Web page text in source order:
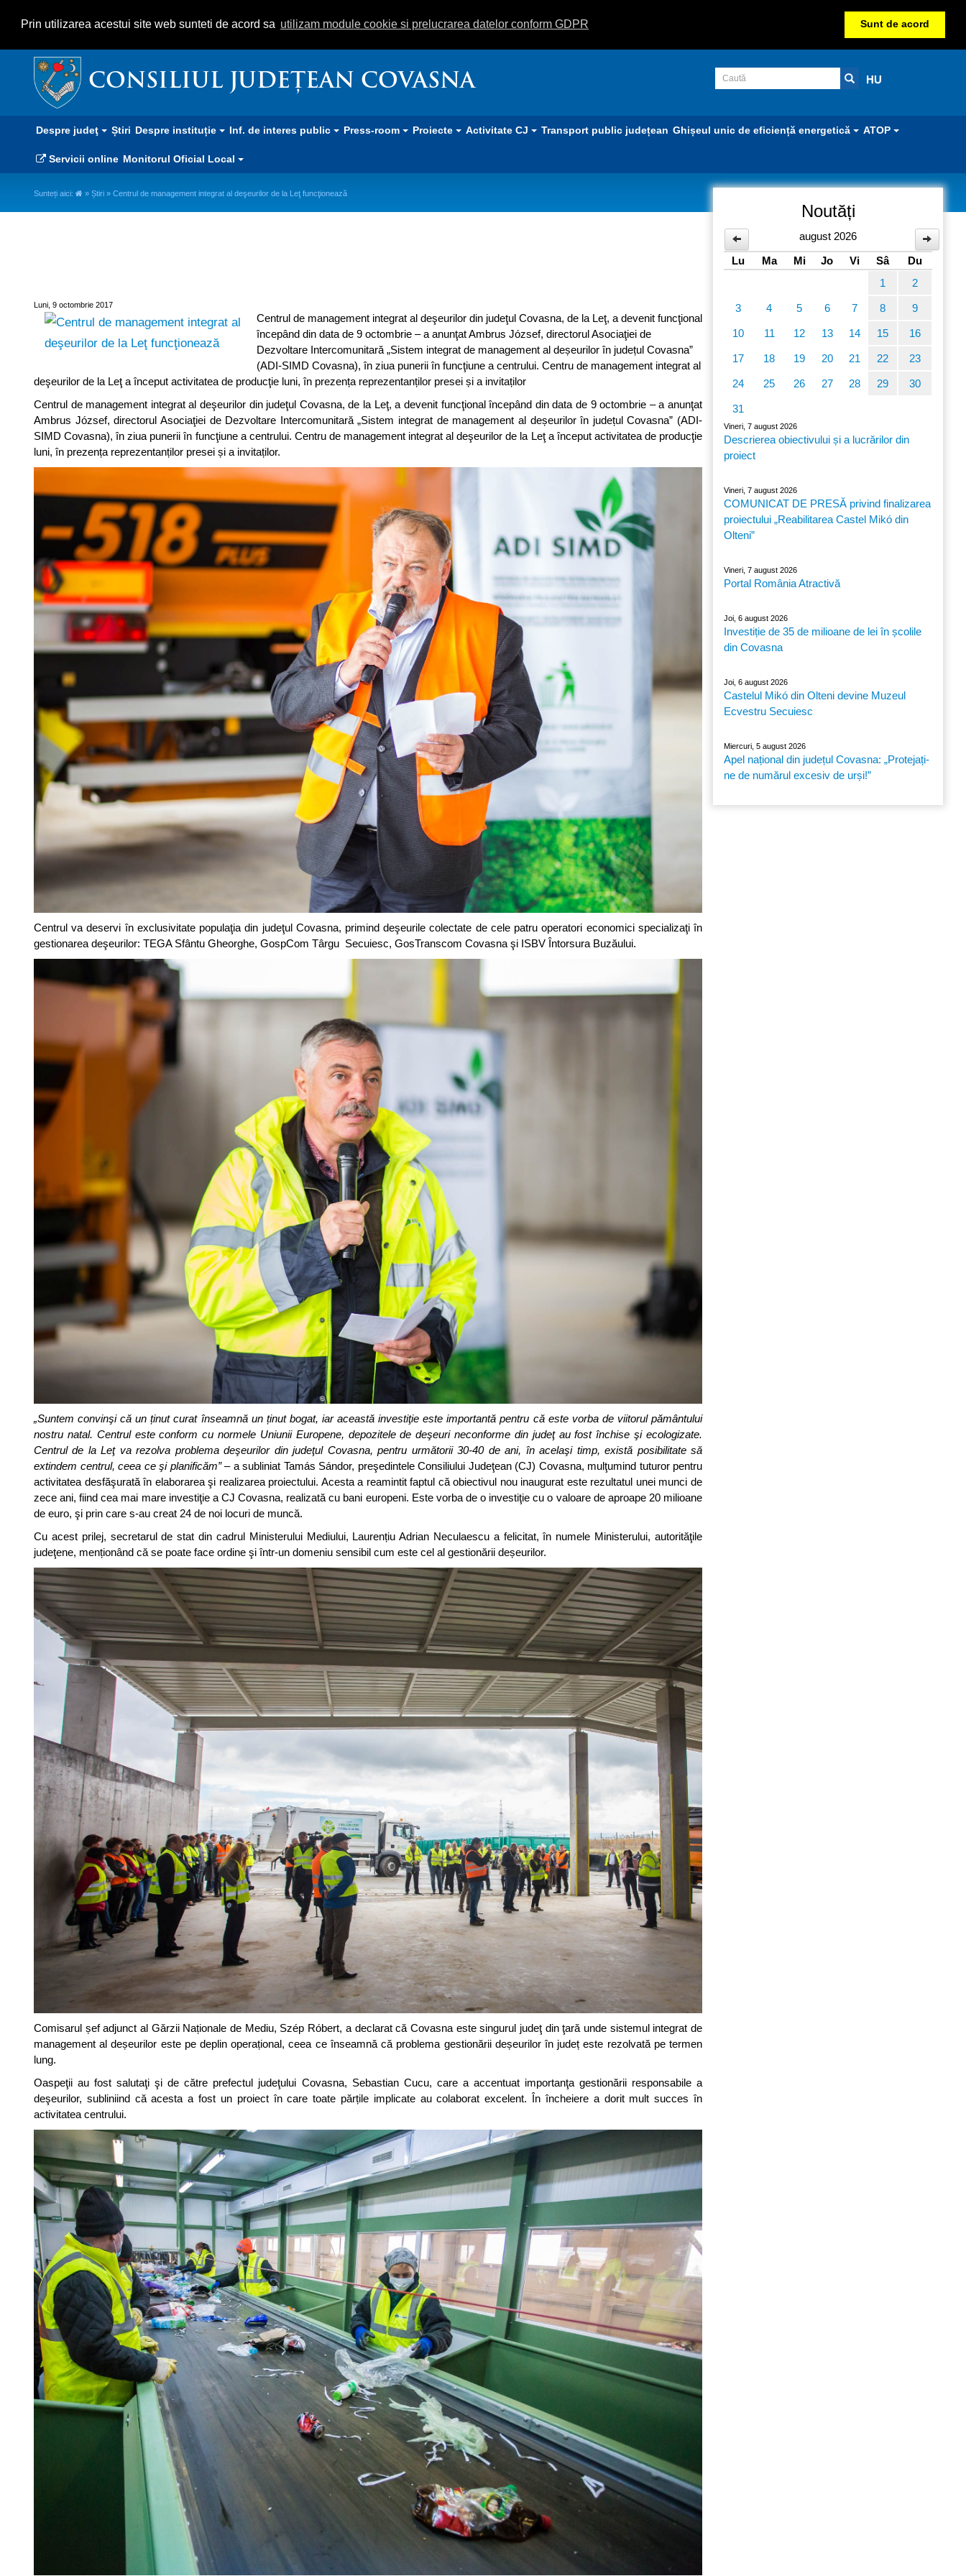
Prin utilizarea acestui site web sunteti de acord sa utilizam module cookie si prelucrarea datelor conform GDPR Sunt de acord
CONSILIUL JUDEȚEAN COVASNA HU
Despre judeţ Știri Despre instituție Inf. de interes public Press-room Proiecte Activitate CJ Transport public județean Ghișeul unic de eficiență energetică ATOP
Servicii online Monitorul Oficial Local
Sunteți aici: » Știri » Centrul de management integrat al deşeurilor de la Leţ funcţionează
Luni, 9 octombrie 2017
Centrul de management integrat al deşeurilor din judeţul Covasna, de la Leţ, a devenit funcţional
începând din data de 9 octombrie – a anunţat Ambrus József, directorul Asociaţiei de
Dezvoltare Intercomunitară „Sistem integrat de management al deșeurilor în județul Covasna”
(ADI-SIMD Covasna), în ziua punerii în funcţiune a centrului. Centru de management integrat al
deşeurilor de la Leţ a început activitatea de producţie luni, în prezența reprezentanților presei și a invitaților
Centrul de management integrat al deşeurilor din judeţul Covasna, de la Leţ, a devenit funcţional începând din data de 9 octombrie – a anunţat
Ambrus József, directorul Asociaţiei de Dezvoltare Intercomunitară „Sistem integrat de management al deșeurilor în județul Covasna” (ADI-
SIMD Covasna), în ziua punerii în funcţiune a centrului. Centru de management integrat al deşeurilor de la Leţ a început activitatea de producţie
luni, în prezența reprezentanților presei și a invitaților.
Centrul va deservi în exclusivitate populaţia din judeţul Covasna, primind deşeurile colectate de cele patru operatori economici specializaţi în
gestionarea deşeurilor: TEGA Sfântu Gheorghe, GospCom Târgu Secuiesc, GosTranscom Covasna şi ISBV Întorsura Buzăului.
„Suntem convinşi că un ținut curat înseamnă un ținut bogat, iar această investiţie este importantă pentru că este vorba de viitorul pământului
nostru natal. Centrul este conform cu normele Uniunii Europene, depozitele de deşeuri neconforme din judeţ au fost închise şi ecologizate.
Centrul de la Leţ va rezolva problema deşeurilor din judeţul Covasna, pentru următorii 30-40 de ani, în acelaşi timp, există posibilitate să
extindem centrul, ceea ce şi planificăm”– a subliniat Tamás Sándor, preşedintele Consiliului Judeţean (CJ) Covasna, mulţumind tuturor pentru
activitatea desfăşurată în elaborarea şi realizarea proiectului. Acesta a reamintit faptul că obiectivul nou inaugurat este rezultatul unei munci de
zece ani, fiind cea mai mare investiţie a CJ Covasna, realizată cu bani europeni. Este vorba de o investiţie cu o valoare de aproape 20 milioane
de euro, şi prin care s-au creat 24 de noi locuri de muncă.
Cu acest prilej, secretarul de stat din cadrul Ministerului Mediului, Laurențiu Adrian Neculaescu a felicitat, în numele Ministerului, autorităţile
judeţene, menționând că se poate face ordine şi într-un domeniu sensibil cum este cel al gestionării deșeurilor.
Comisarul șef adjunct al Gărzii Naționale de Mediu, Szép Róbert, a declarat că Covasna este singurul judeţ din ţară unde sistemul integrat de
management al deșeurilor este pe deplin operațional, ceea ce înseamnă că problema gestionării deșeurilor în județ este rezolvată pe termen
lung.
Oaspeţii au fost salutaţi şi de către prefectul judeţului Covasna, Sebastian Cucu, care a accentuat importanţa gestionării responsabile a
deşeurilor, subliniind că acesta a fost un proiect în care toate părțile implicate au colaborat excelent. În încheiere a dorit mult succes în
activitatea centrului.
Noutăți
august 2026
Lu
Ma Mi Jo Vi Sâ
Du
1
2
3 4 5 6 7 8 9
10 11 12 13 14 15 16
17 18 19 20 21 22 23
24 25 26 27 28 29 30
31
Vineri, 7 august 2026
Descrierea obiectivului și a lucrărilor din
proiect
Vineri, 7 august 2026
COMUNICAT DE PRESĂ privind finalizarea
proiectului „Reabilitarea Castel Mikó din
Olteni”
Vineri, 7 august 2026
Portal România Atractivă
Joi, 6 august 2026
Investiție de 35 de milioane de lei în școlile
din Covasna
Joi, 6 august 2026
Castelul Mikó din Olteni devine Muzeul
Ecvestru Secuiesc
Miercuri, 5 august 2026
Apel național din județul Covasna: „Protejați-
ne de numărul excesiv de urși!”